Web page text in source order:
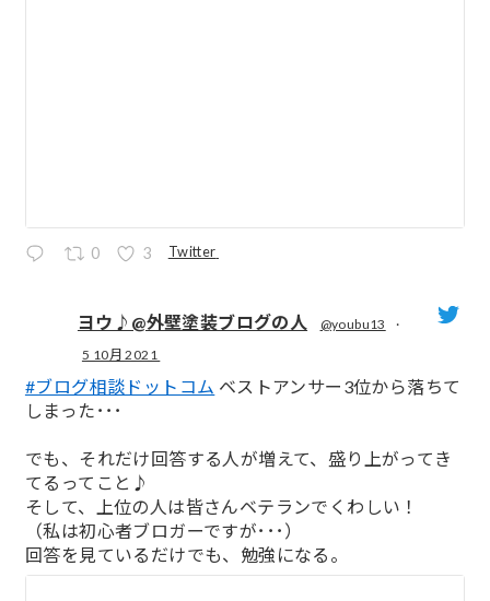
0 3 Twitter
ヨウ♪@外壁塗装ブログの人 @youbu13
·
5 10月 2021
#ブログ相談ドットコム ベストアンサー3位から落ちて
しまった･･･
でも、それだけ回答する人が増えて、盛り上がってき
てるってこと♪
そして、上位の人は皆さんベテランでくわしい！
（私は初心者ブロガーですが･･･）
回答を見ているだけでも、勉強になる。